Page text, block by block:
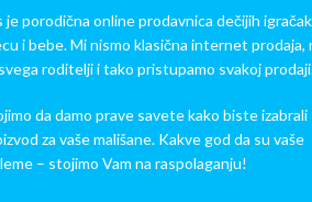
je porodična online prodavnica dečijih
i bebe. Mi nismo klasična internet prodaja,
roditelji i tako pristupamo svakoj
da damo prave savete kako biste izabrali
za vaše mališane. Kakve god da su vaše
– stojimo Vam na raspolaganju!